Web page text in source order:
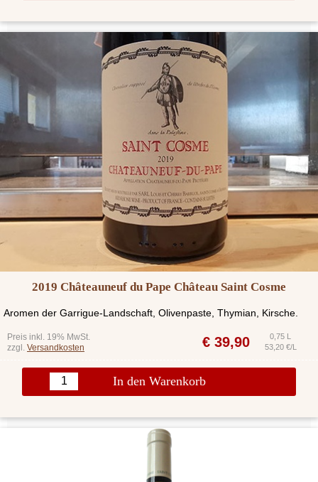
2019 Châteauneuf du Pape Château Saint Cosme
Aromen der Garrigue-Landschaft, Olivenpaste, Thymian, Kirsche.
Preis inkl. 19% MwSt.
zzgl. Versandkosten € 39,90
0,75 L
53,20 €/L
In den Warenkorb